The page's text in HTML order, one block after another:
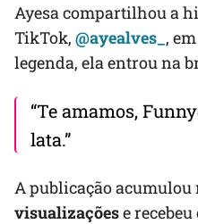
Ayesa compartilhou a
TikTok, @ayealves_ ,
legenda, ela entrou na
“Te amamos,
lata.”
A publicação acumulou
visualizaçõese